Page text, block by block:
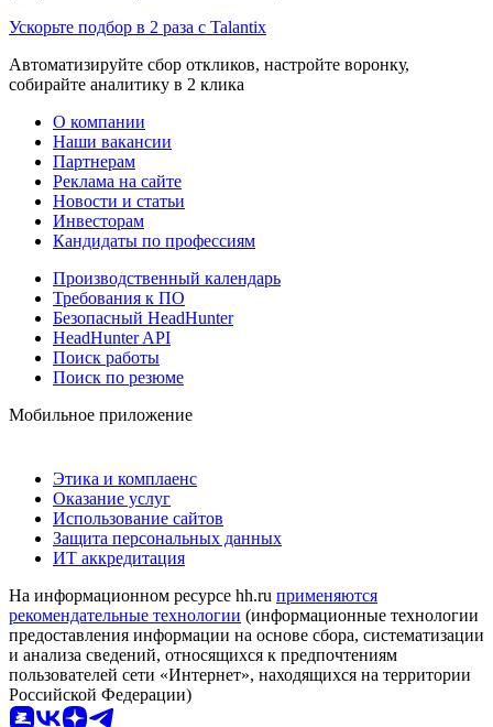
Ускорьте подбор в 2 раза с Talantix
Автоматизируйте сбор откликов, настройте воронку,
собирайте аналитику в 2 клика
О компании
Наши вакансии
Партнерам
Реклама на сайте
Новости и статьи
Инвесторам
Кандидаты по профессиям
Производственный календарь
Требования к ПО
Безопасный HeadHunter
HeadHunter API
Поиск работы
Поиск по резюме
Мобильное приложение
Этика и комплаенс
Оказание услуг
Использование сайтов
Защита персональных данных
ИТ аккредитация
На информационном ресурсе hh.ru применяются
рекомендательные технологии (информационные технологии
предоставления информации на основе сбора, систематизации
и анализа сведений, относящихся к предпочтениям
пользователей сети «Интернет», находящихся на территории
Российской Федерации)